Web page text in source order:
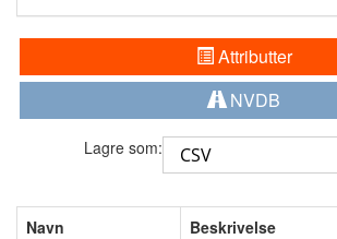
Attributter
NVDB
Lagre som:
Navn Beskrivelse